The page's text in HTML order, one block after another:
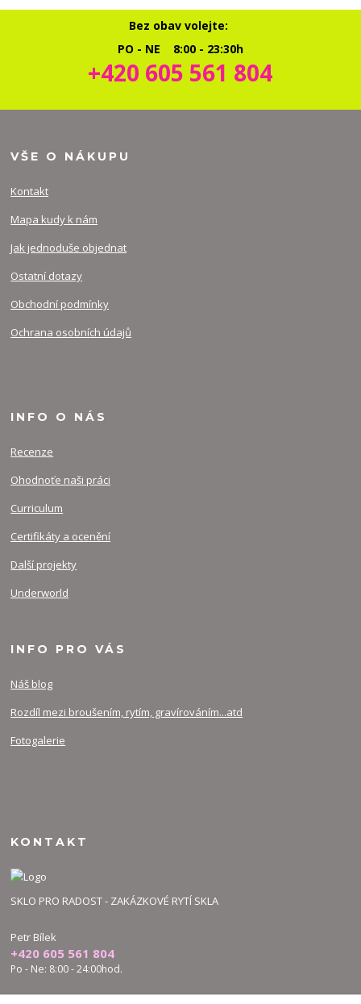
Bez obav volejte:
PO - NE 8:00 - 23:30h
+420 605 561 804
VŠE O NÁKUPU
Kontakt
Mapa kudy k nám
Jak jednoduše objednat
Ostatní dotazy
Obchodní podmínky
Ochrana osobních údajů
INFO O NÁS
Recenze
Ohodnoťe naši práci
Curriculum
Certifikáty a ocenění
Další projekty
Underworld
INFO PRO VÁS
Náš blog
Rozdíl mezi broušením, rytím, gravírováním...atd
Fotogalerie
KONTAKT
SKLO PRO RADOST - ZAKÁZKOVÉ RYTÍ SKLA
Petr Bílek
+420 605 561 804
Po - Ne: 8:00 - 24:00hod.
bilek.petr@skloproradost.cz